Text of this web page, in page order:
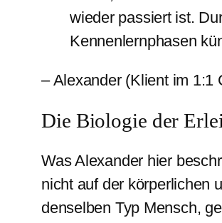
wieder passiert ist.
Kennenlernphasen
– Alexander (Klient im 1:1
Die Biologie der
Was Alexander hier
nicht auf der körperlichen
denselben Typ Mensch,